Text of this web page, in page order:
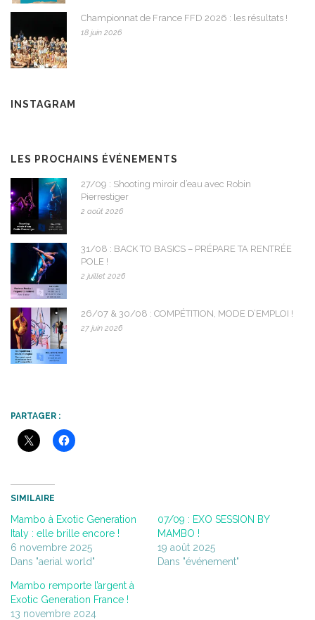
Championnat de France FFD 2026 : les résultats !
18 juin 2026
INSTAGRAM
LES PROCHAINS ÉVÉNEMENTS
27/09 : Shooting miroir d’eau avec Robin
Pierrestiger
2 août 2026
31/08 : BACK TO BASICS – PRÉPARE TA RENTRÉE
POLE !
2 juillet 2026
26/07 & 30/08 : COMPÉTITION, MODE D’EMPLOI !
27 juin 2026
PARTAGER :
SIMILAIRE
Mambo à Exotic Generation
Italy : elle brille encore !
6 novembre 2025
Dans "aerial world"
07/09 : EXO SESSION BY
MAMBO !
19 août 2025
Dans "événement"
Mambo remporte l’argent à
Exotic Generation France !
13 novembre 2024